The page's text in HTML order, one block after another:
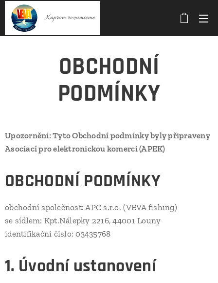
Kaprom rozumieme
OBCHODNÍ
PODMÍNKY
Upozornění: Tyto Obchodní podmínky byly připraveny
Asociací pro elektronickou komerci (APEK)
OBCHODNÍ PODMÍNKY
obchodní společnost: APC s.r.o. (VEVA fishing)
se sídlem: Kpt.Nálepky 2216, 44001 Louny
identifikační číslo: 03435768
1. Úvodní ustanovení